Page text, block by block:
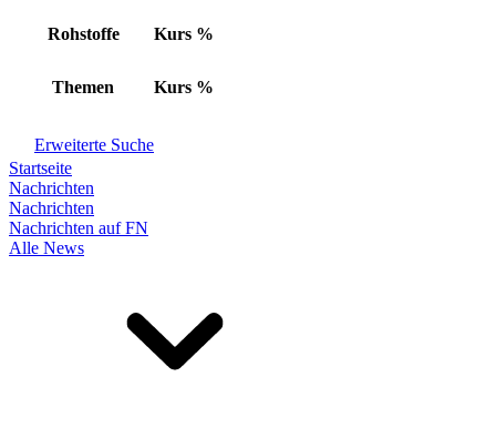
Rohstoffe Kurs %
Themen Kurs %
Erweiterte Suche
Startseite
Nachrichten
Nachrichten
Nachrichten auf FN
Alle News